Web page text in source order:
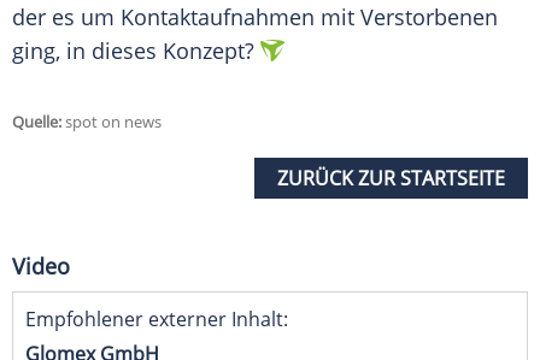
der es um Kontaktaufnahmen mit Verstorbenen
ging, in dieses Konzept?
Quelle:spot on news
ZURÜCK ZUR STARTSEITE
Video
Empfohlener externer Inhalt:
Glomex GmbH